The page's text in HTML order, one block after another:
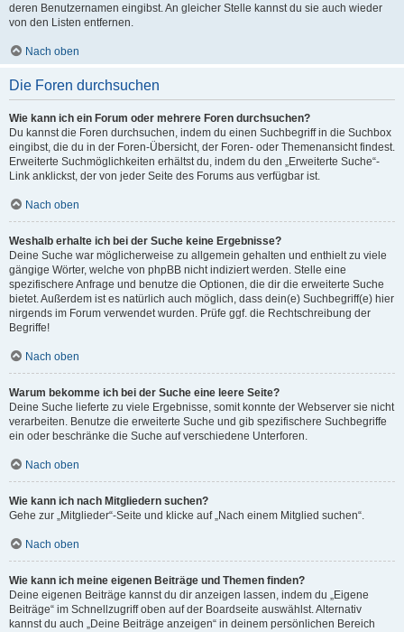
deren Benutzernamen eingibst. An gleicher Stelle kannst du sie auch wieder
von den Listen entfernen.
Nach oben
Die Foren durchsuchen
Wie kann ich ein Forum oder mehrere Foren durchsuchen?
Du kannst die Foren durchsuchen, indem du einen Suchbegriff in die Suchbox
eingibst, die du in der Foren-Übersicht, der Foren- oder Themenansicht findest.
Erweiterte Suchmöglichkeiten erhältst du, indem du den „Erweiterte Suche“-
Link anklickst, der von jeder Seite des Forums aus verfügbar ist.
Nach oben
Weshalb erhalte ich bei der Suche keine Ergebnisse?
Deine Suche war möglicherweise zu allgemein gehalten und enthielt zu viele
gängige Wörter, welche von phpBB nicht indiziert werden. Stelle eine
spezifischere Anfrage und benutze die Optionen, die dir die erweiterte Suche
bietet. Außerdem ist es natürlich auch möglich, dass dein(e) Suchbegriff(e) hier
nirgends im Forum verwendet wurden. Prüfe ggf. die Rechtschreibung der
Begriffe!
Nach oben
Warum bekomme ich bei der Suche eine leere Seite?
Deine Suche lieferte zu viele Ergebnisse, somit konnte der Webserver sie nicht
verarbeiten. Benutze die erweiterte Suche und gib spezifischere Suchbegriffe
ein oder beschränke die Suche auf verschiedene Unterforen.
Nach oben
Wie kann ich nach Mitgliedern suchen?
Gehe zur „Mitglieder“-Seite und klicke auf „Nach einem Mitglied suchen“.
Nach oben
Wie kann ich meine eigenen Beiträge und Themen finden?
Deine eigenen Beiträge kannst du dir anzeigen lassen, indem du „Eigene
Beiträge“ im Schnellzugriff oben auf der Boardseite auswählst. Alternativ
kannst du auch „Deine Beiträge anzeigen“ in deinem persönlichen Bereich